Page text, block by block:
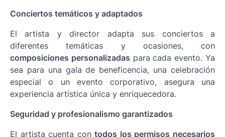
Conciertos temáticos y adaptados
El artista y director adapta sus conciertos a
diferentes temáticas y ocasiones, con
composiciones personalizadas para cada evento. Ya
sea para una gala de beneficencia, una celebración
especial o un evento corporativo, asegura una
experiencia artística única y enriquecedora.
Seguridad y profesionalismo garantizados
El artista cuenta contodos los permisos necesarios